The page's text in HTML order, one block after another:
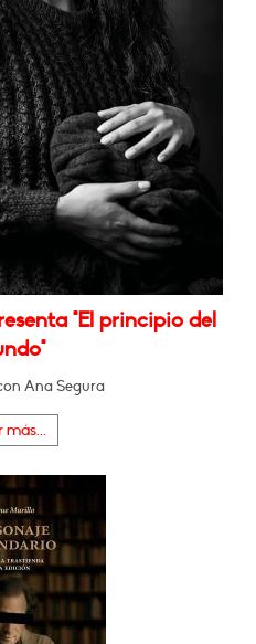
"El principio del
Ana Segura
más...